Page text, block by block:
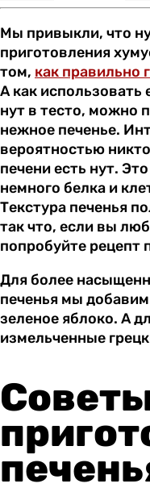
Мы привыкли, что
приготовления
том, как правильно
А как использовать
нут в тесто, можно
нежное печенье.
вероятностью
печени есть нут.
немного белка и
Текстура печенья
так что, если вы
попробуйте рецепт
Для более
печенья мы
зеленое яблоко. А
измельченные